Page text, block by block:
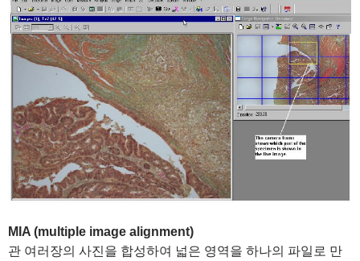
MIA (multiple image alignment)
관 여러장의 사진을 합성하여 넓은 영역을 하나의 파일로 만